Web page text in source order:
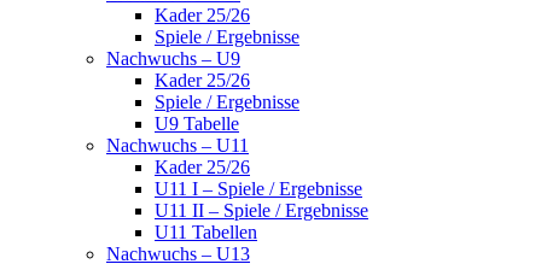
Kader 25/26
Spiele / Ergebnisse
Nachwuchs – U9
Kader 25/26
Spiele / Ergebnisse
U9 Tabelle
Nachwuchs – U11
Kader 25/26
U11 I – Spiele / Ergebnisse
U11 II – Spiele / Ergebnisse
U11 Tabellen
Nachwuchs – U13